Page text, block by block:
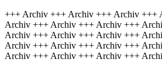
+++ Archiv +++ Archiv +++ Archiv +++
Archiv +++ Archiv +++ Archiv +++
Archiv +++ Archiv +++ Archiv +++
Archiv +++ Archiv +++ Archiv +++
Archiv +++ Archiv +++ Archiv +++